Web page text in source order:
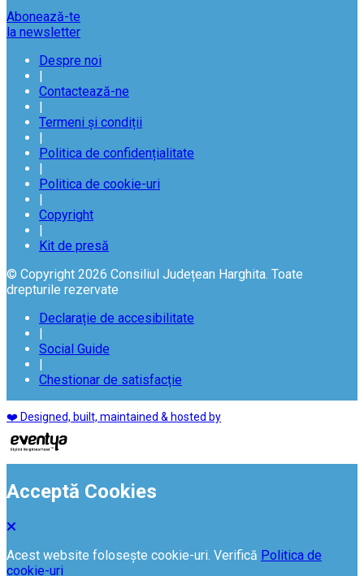
Abonează-te
la newsletter
Despre noi
Contactează-ne
Termeni și condiții
Politica de confidențialitate
Politica de cookie-uri
Copyright
Kit de presă
© Copyright 2026 Consiliul Județean Harghita. Toate
drepturile rezervate
Declarație de accesibilitate
Social Guide
Chestionar de satisfacție
❤️ Designed, built, maintained & hosted by
Acceptă Cookies
Acest website folosește cookie-uri. Verifică Politica de
cookie-uri